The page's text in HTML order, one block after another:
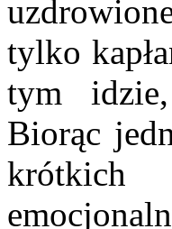
tylko
tym
Biorąc
krótkich